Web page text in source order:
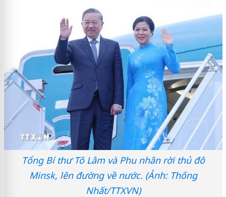
Tổng Bí thư Tô Lâm và Phu nhân rời thủ đô
Minsk, lên đường về nước. (Ảnh: Thống
Nhất/TTXVN)